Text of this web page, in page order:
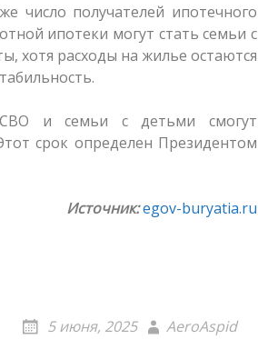
число получателей ипотечного
ипотеки могут стать семьи с
хотя расходы на жилье остаются
СВО и семьи с детьми смогут
срок определен Президентом
Источник:egov-buryatia.ru
5 июня, 2025 AeroAspid